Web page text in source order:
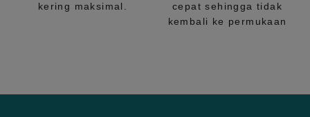
kering maksimal.
cepat sehingga tidak
kembali ke permukaan